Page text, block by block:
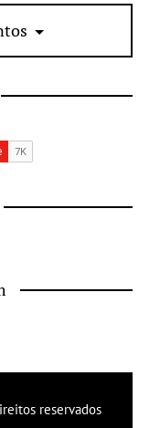
reservados